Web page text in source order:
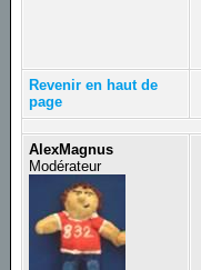
Revenir en haut de
page
AlexMagnus
Modérateur